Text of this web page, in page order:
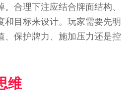
合理下注应结合牌面结构、
和目标来设计。玩家需要先明
、保护牌力、施加压力还是控
维